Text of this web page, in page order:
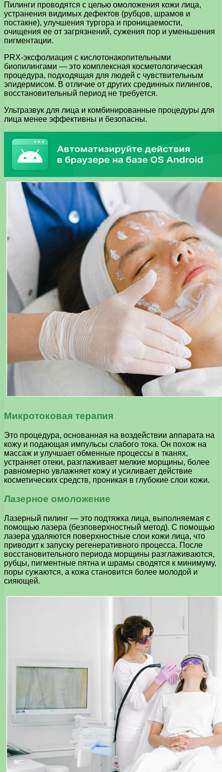
Пилинги проводятся с целью омоложения кожи лица,
устранения видимых дефектов (рубцов, шрамов и
постакне), улучшения тургора и проницаемости,
очищения ее от загрязнений, сужения пор и уменьшения
пигментации.
PRX-эксфолиация с кислотонакопительными
биопилингами — это комплексная косметологическая
процедура, подходящая для людей с чувствительным
эпидермисом. В отличие от других срединных пилингов,
восстановительный период не требуется.
Ультразвук для лица и комбинированные процедуры для
лица менее эффективны и безопасны.
Микротоковая терапия
Это процедура, основанная на воздействии аппарата на
кожу и подающая импульсы слабого тока. Он похож на
массаж и улучшает обменные процессы в тканях,
устраняет отеки, разглаживает мелкие морщины, более
равномерно увлажняет кожу и усиливает действие
косметических средств, проникая в глубокие слои кожи.
Лазерное омоложение
Лазерный пилинг — это подтяжка лица, выполняемая с
помощью лазера (безповерхностный метод). С помощью
лазера удаляются поверхностные слои кожи лица, что
приводит к запуску регенеративного процесса. После
восстановительного периода морщины разглаживаются,
рубцы, пигментные пятна и шрамы сводятся к минимуму,
поры сужаются, а кожа становится более молодой и
сияющей.